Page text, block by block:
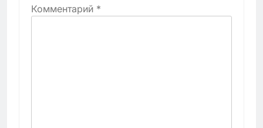
Комментарий *